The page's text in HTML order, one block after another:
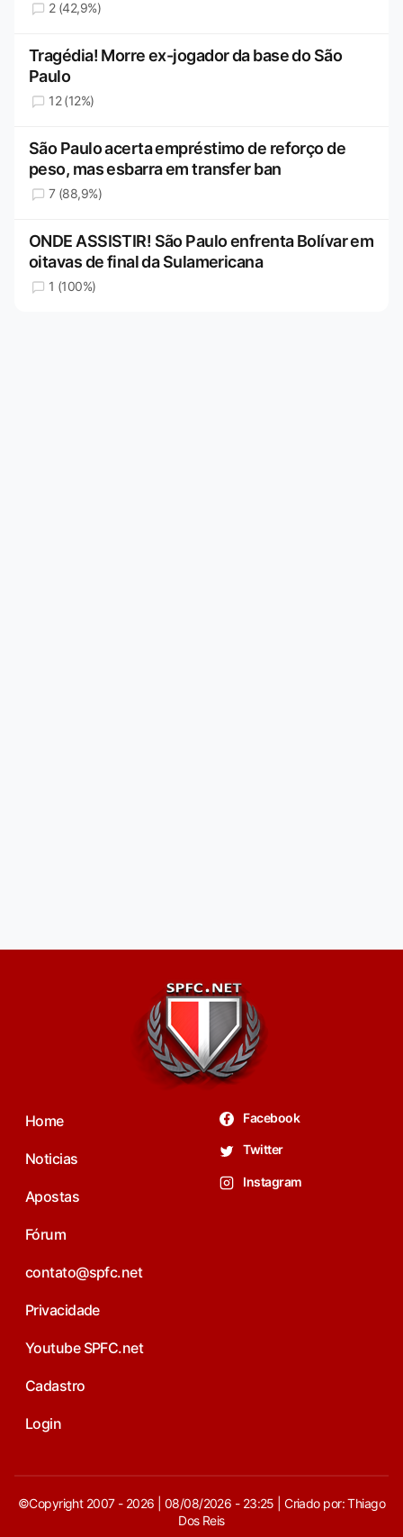
2 (42,9%)
Tragédia! Morre ex-jogador da base do São
Paulo
12 (12%)
São Paulo acerta empréstimo de reforço de
peso, mas esbarra em transfer ban
7 (88,9%)
ONDE ASSISTIR! São Paulo enfrenta Bolívar em
oitavas de final da Sulamericana
1 (100%)
Home
Noticias
Apostas
Fórum
contato@spfc.net
Privacidade
Youtube SPFC.net
Cadastro
Login
Facebook
Twitter
Instagram
©Copyright 2007 - 2026 | 08/08/2026 - 23:25 | Criado por: Thiago
Dos Reis